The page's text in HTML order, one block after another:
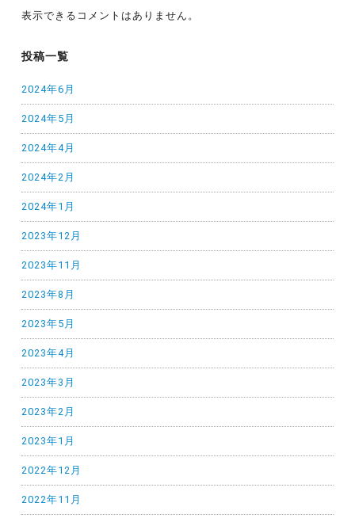
表示できるコメントはありません。
投稿一覧
2024年6月
2024年5月
2024年4月
2024年2月
2024年1月
2023年12月
2023年11月
2023年8月
2023年5月
2023年4月
2023年3月
2023年2月
2023年1月
2022年12月
2022年11月